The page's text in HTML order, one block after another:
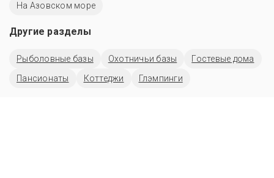
На Азовском море
Другие разделы
Рыболовные базы Охотничьи базы
Гостевые дома
Пансионаты
Коттеджи Глэмпинги